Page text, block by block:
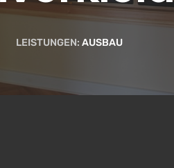
LEISTUNGEN: AUSBAU